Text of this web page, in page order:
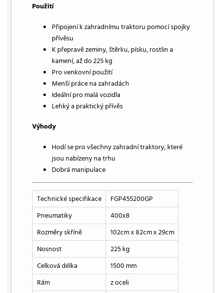
Použití
Připojení k zahradnímu traktoru pomocí spojky
přívěsu
K přepravě zeminy, štěrku, písku, rostlin a
kamení, až do 225 kg
Pro venkovní použití
Menší práce na zahradách
Ideální pro malá vozidla
Lehký a praktický přívěs
Výhody
Hodí se pro všechny zahradní traktory, které
jsou nabízeny na trhu
Dobrá manipulace
Technické specifikace
FGP455200GP
Pneumatiky
400x8
Rozměry skříně
102cm x 82cm x 29cm
Nosnost
225 kg
Celková délka
1500 mm
Rám
z oceli